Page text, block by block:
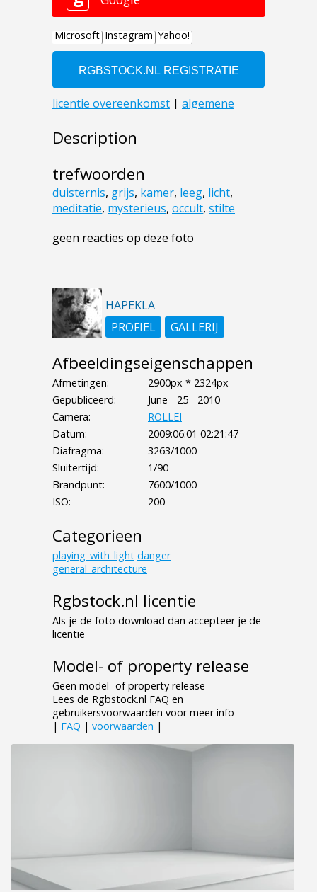
Description
trefwoorden
duisternis, grijs, kamer, leeg, licht,
meditatie, mysterieus, occult, stilte
geen reacties op deze foto
HAPEKLA
PROFIEL
GALLERIJ
Afbeeldingseigenschappen
Afmetingen:
2900px * 2324px
Gepubliceerd:
June - 25 - 2010
Camera:
ROLLEI
Datum:
2009:06:01 02:21:47
Diafragma:
3263/1000
Sluitertijd:
1/90
Brandpunt:
7600/1000
ISO:
200
Categorieen
playing_with_light danger
general_architecture
Rgbstock.nl licentie
Als je de foto download dan accepteer je de
licentie
Model- of property release
Geen model- of property release
Lees de Rgbstock.nl FAQ en
gebruikersvoorwaarden voor meer info
| FAQ | voorwaarden |